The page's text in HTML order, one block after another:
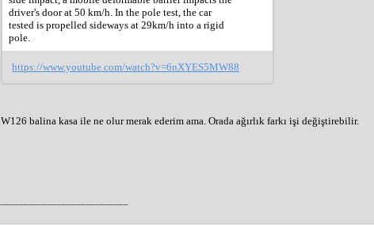
driver's door at 50 km/h. In the pole test, the car
tested is propelled sideways at 29km/h into a rigid
pole.
https://www.youtube.com/watch?v=6nXYES5MW88
W126 balina kasa ile ne olur merak ederim ama. Orada ağırlık farkı işi değiştirebilir.